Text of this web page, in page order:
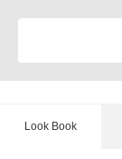
Look Book